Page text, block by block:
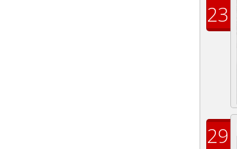
23
29